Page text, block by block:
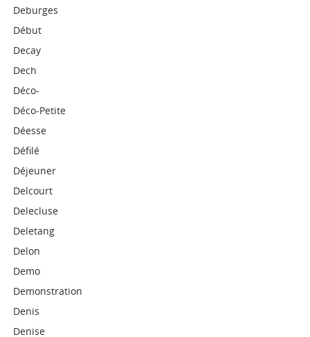
Deburges
Début
Decay
Dech
Déco-
Déco-Petite
Déesse
Défilé
Déjeuner
Delcourt
Delecluse
Deletang
Delon
Demo
Demonstration
Denis
Denise